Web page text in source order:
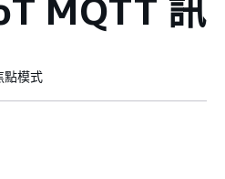
MQTT 訊
點模式